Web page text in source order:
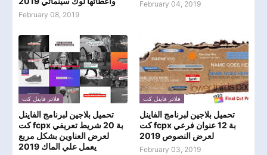
February 08, 2019
February 04, 2019
فلاتر فاينل كت
تحميل بلاجين لبرنامج الفاينل
كت fcpx بة 20 شريط تعريفي
لعرض العناوين بشكل مربع
يعمل علي الماك 2019
فلاتر فاينل كت
تحميل بلاجين لبرنامج الفاينل
كت fcpx بة 12 عنوان فرعي
لعرض النصوص 2019
February 03, 2019